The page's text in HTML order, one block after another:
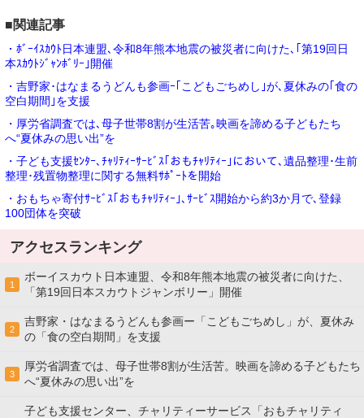
■関連記事
・ﾎﾞｰｲｽｶｳﾄ日本連盟､令和8年熊本地震の被災者に向けた､｢第19回日
本ｽｶｳﾄｼﾞｬﾝﾎﾞﾘｰ｣開催
・吉野家･はなまるうどんも参画ｰ｢こどもごちめし｣が､夏休みの｢食の
空白期間｣を支援
・厚労省調査では､母子世帯8割が生活苦｡映画を諦める子どもたち
へ“夏休みの思い出”を
・子ども支援ｾﾝﾀｰ､ﾁｬﾘﾃｨｰｻｰﾋﾞｽ｢おもﾁｬﾘﾃｨｰ｣において､遺品整理･生前
整理･残置物整理に関する無料ｻﾎﾟｰﾄを開始
・おもちゃ寄付ｻｰﾋﾞｽ｢おもﾁｬﾘﾃｨｰ｣､ｻｰﾋﾞｽ開始から約3か月で､登録
100団体を突破
アクセスランキング
1
ボーイスカウト日本連盟、令和8年熊本地震の被災者に向けた、
「第19回日本スカウトジャンボリー」開催
2
吉野家・はなまるうどんも参画ー「こどもごちめし」が、夏休み
の「食の空白期間」を支援
3
厚労省調査では、母子世帯8割が生活苦。映画を諦める子どもたち
へ“夏休みの思い出”を
子ども支援センター、チャリティーサービス「おもチャリティ